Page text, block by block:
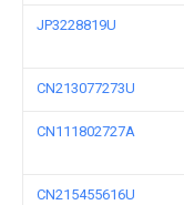
JP3228819U
CN213077273U
CN111802727A
CN215455616U